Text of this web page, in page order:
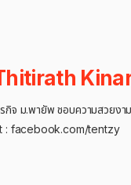
กิจ ม.พายัพ ชอบความสวยง
: facebook.com/tentzy